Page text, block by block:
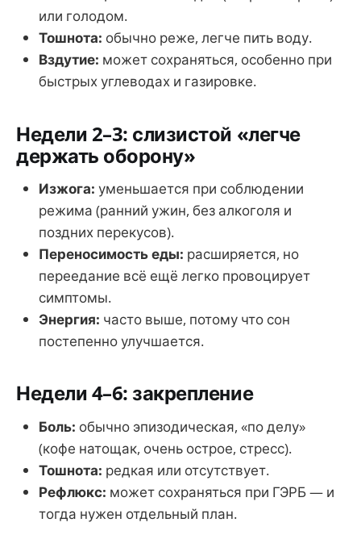
или голодом.
Тошнота: обычно реже, легче пить воду.
Вздутие: может сохраняться, особенно при
быстрых углеводах и газировке.
Недели 2–3: слизистой «легче
держать оборону»
Изжога: уменьшается при соблюдении
режима (ранний ужин, без алкоголя и
поздних перекусов).
Переносимость еды: расширяется, но
переедание всё ещё легко провоцирует
симптомы.
Энергия: часто выше, потому что сон
постепенно улучшается.
Недели 4–6: закрепление
Боль: обычно эпизодическая, «по делу»
(кофе натощак, очень острое, стресс).
Тошнота: редкая или отсутствует.
Рефлюкс: может сохраняться при ГЭРБ — и
тогда нужен отдельный план.